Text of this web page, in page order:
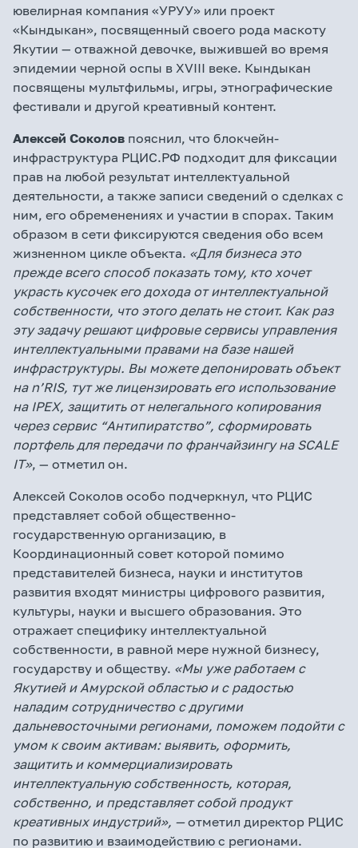
ювелирная компания «УРУУ» или проект
«Кындыкан», посвященный своего рода маскоту
Якутии — отважной девочке, выжившей во время
эпидемии черной оспы в XVIII веке. Кындыкан
посвящены мультфильмы, игры, этнографические
фестивали и другой креативный контент.
Алексей Соколов пояснил, что блокчейн-
инфраструктура РЦИС.РФ подходит для фиксации
прав на любой результат интеллектуальной
деятельности, а также записи сведений о сделках с
ним, его обременениях и участии в спорах. Таким
образом в сети фиксируются сведения обо всем
жизненном цикле объекта. «Для бизнеса это
прежде всего способ показать тому, кто хочет
украсть кусочек его дохода от интеллектуальной
собственности, что этого делать не стоит. Как раз
эту задачу решают цифровые сервисы управления
интеллектуальными правами на базе нашей
инфраструктуры. Вы можете депонировать объект
на n’RIS, тут же лицензировать его использование
на IPEX, защитить от нелегального копирования
через сервис “Антипиратство”, сформировать
портфель для передачи по франчайзингу на SCALE
IT», — отметил он.
Алексей Соколов особо подчеркнул, что РЦИС
представляет собой общественно-
государственную организацию, в
Координационный совет которой помимо
представителей бизнеса, науки и институтов
развития входят министры цифрового развития,
культуры, науки и высшего образования. Это
отражает специфику интеллектуальной
собственности, в равной мере нужной бизнесу,
государству и обществу. «Мы уже работаем с
Якутией и Амурской областью и с радостью
наладим сотрудничество с другими
дальневосточными регионами, поможем подойти с
умом к своим активам: выявить, оформить,
защитить и коммерциализировать
интеллектуальную собственность, которая,
собственно, и представляет собой продукт
креативных индустрий», —отметил директор РЦИС
по развитию и взаимодействию с регионами.